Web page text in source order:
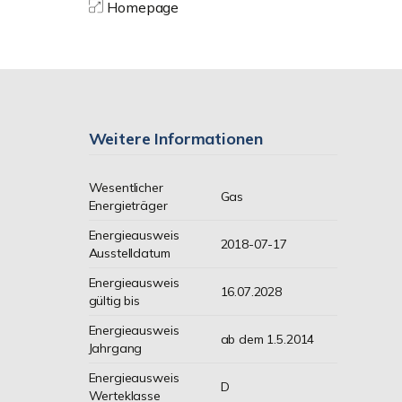
Homepage
Weitere Informationen
Wesentlicher
Energieträger
Gas
Energieausweis
Ausstelldatum
2018-07-17
Energieausweis
gültig bis
16.07.2028
Energieausweis
Jahrgang
ab dem 1.5.2014
Energieausweis
Werteklasse
D